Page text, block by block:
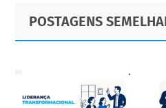
page page page page
Primary
Sidebar
Footer
POSTAGENS